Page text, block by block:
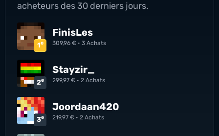
acheteurs des 30 derniers jours.
1e
FinisLes
309,96 € • 3 Achats
2e
Stayzir_
299,97 € • 2 Achats
3e
Joordaan420
219,97 € • 2 Achats